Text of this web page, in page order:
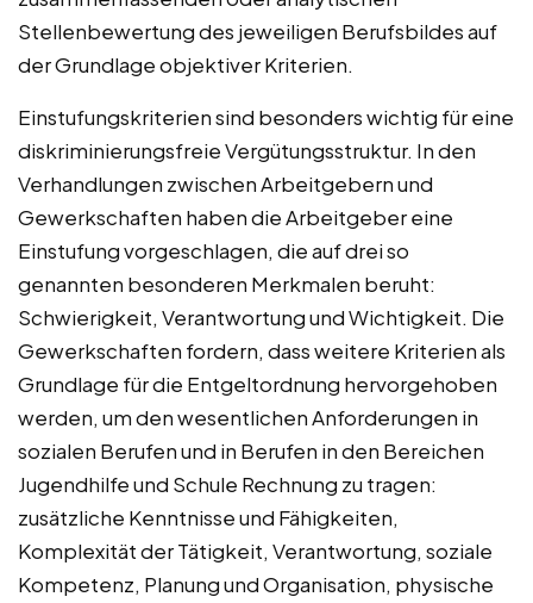
Stellenbewertung des jeweiligen Berufsbildes auf
der Grundlage objektiver Kriterien.
Einstufungskriterien sind besonders wichtig für eine
diskriminierungsfreie Vergütungsstruktur. In den
Verhandlungen zwischen Arbeitgebern und
Gewerkschaften haben die Arbeitgeber eine
Einstufung vorgeschlagen, die auf drei so
genannten besonderen Merkmalen beruht:
Schwierigkeit, Verantwortung und Wichtigkeit. Die
Gewerkschaften fordern, dass weitere Kriterien als
Grundlage für die Entgeltordnung hervorgehoben
werden, um den wesentlichen Anforderungen in
sozialen Berufen und in Berufen in den Bereichen
Jugendhilfe und Schule Rechnung zu tragen:
zusätzliche Kenntnisse und Fähigkeiten,
Komplexität der Tätigkeit, Verantwortung, soziale
Kompetenz, Planung und Organisation, physische